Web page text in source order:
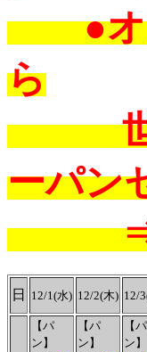
●オン
ら
世田
ーパン
日 12/1(水) 12/2(木) 12/
【パ
ン】
【パ
ン】
【パ
ン】